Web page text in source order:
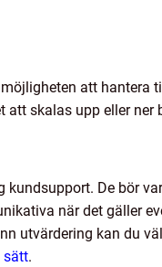
att hantera
skalas upp eller ner
De bör
när det gäller
utvärdering kan du
sätt.